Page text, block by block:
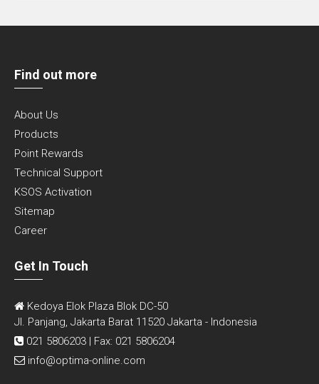
Find out more
About Us
Products
Point Rewards
Technical Support
KSOS Activation
Sitemap
Career
Get In Touch
Kedoya Elok Plaza Blok DC-50
Jl. Panjang, Jakarta Barat 11520 Jakarta - Indonesia
021 5806203 | Fax: 021 5806204
info@optima-online.com